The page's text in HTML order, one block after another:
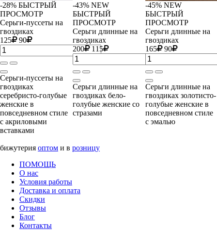
-28% БЫСТРЫЙ
ПРОСМОТР
Серьги-пуссеты на
гвоздиках
125
90
Серьги-пуссеты на
гвоздиках
серебристо-голубые
женские в
повседневном стиле
с акриловыми
вставками
-43% NEW
БЫСТРЫЙ
ПРОСМОТР
Серьги длинные на
гвоздиках
200
115
Серьги длинные на
гвоздиках бело-
голубые женские со
стразами
-45% NEW
БЫСТРЫЙ
ПРОСМОТР
Серьги длинные на
гвоздиках
165
90
Серьги длинные на
гвоздиках золотисто-
голубые женские в
повседневном стиле
с эмалью
бижутерия оптом и в розницу
ПОМОЩЬ
О нас
Условия работы
Доставка и оплата
Скидки
Отзывы
Блог
Контакты